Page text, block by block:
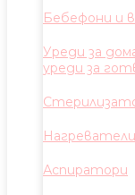
Бебефони и
Уреди за
уреди за
Нагреватели
Аспиратори